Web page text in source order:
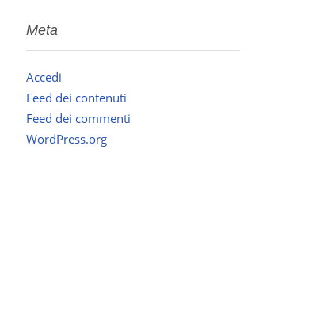
Meta
Accedi
Feed dei contenuti
Feed dei commenti
WordPress.org